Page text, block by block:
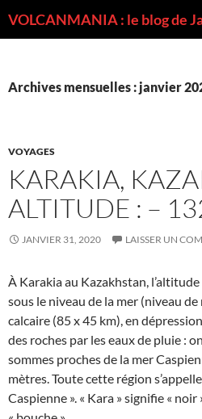
Archives mensuelles : janvier
VOYAGES
KARAKIA,
ALTITUDE : –
JANVIER 31, 2020 LAISSER UN
À Karakia au Kazakhstan,
sous le niveau de la mer (niveau
calcaire (85 x 45 km), en
des roches par les eaux de pluie :
sommes proches de la mer
mètres. Toute cette région
Caspienne ». « Kara » signifie « noir